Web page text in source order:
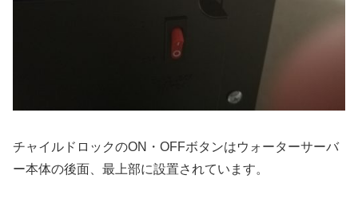
チャイルドロックのON・OFFボタンはウォーターサーバ
ー本体の後面、最上部に設置されています。